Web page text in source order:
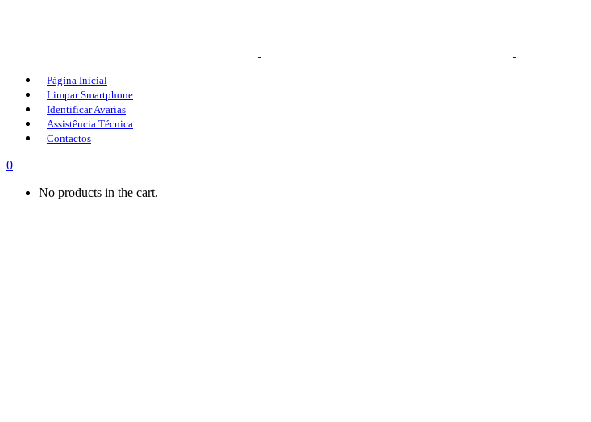
Página Inicial
Limpar Smartphone
Identificar Avarias
Assistência Técnica
Contactos
0
No products in the cart.